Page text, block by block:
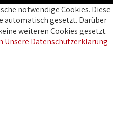
notwendige Cookies. Diese
automatisch gesetzt. Darüber
weiteren Cookies gesetzt.
Unsere Datenschutzerklärung